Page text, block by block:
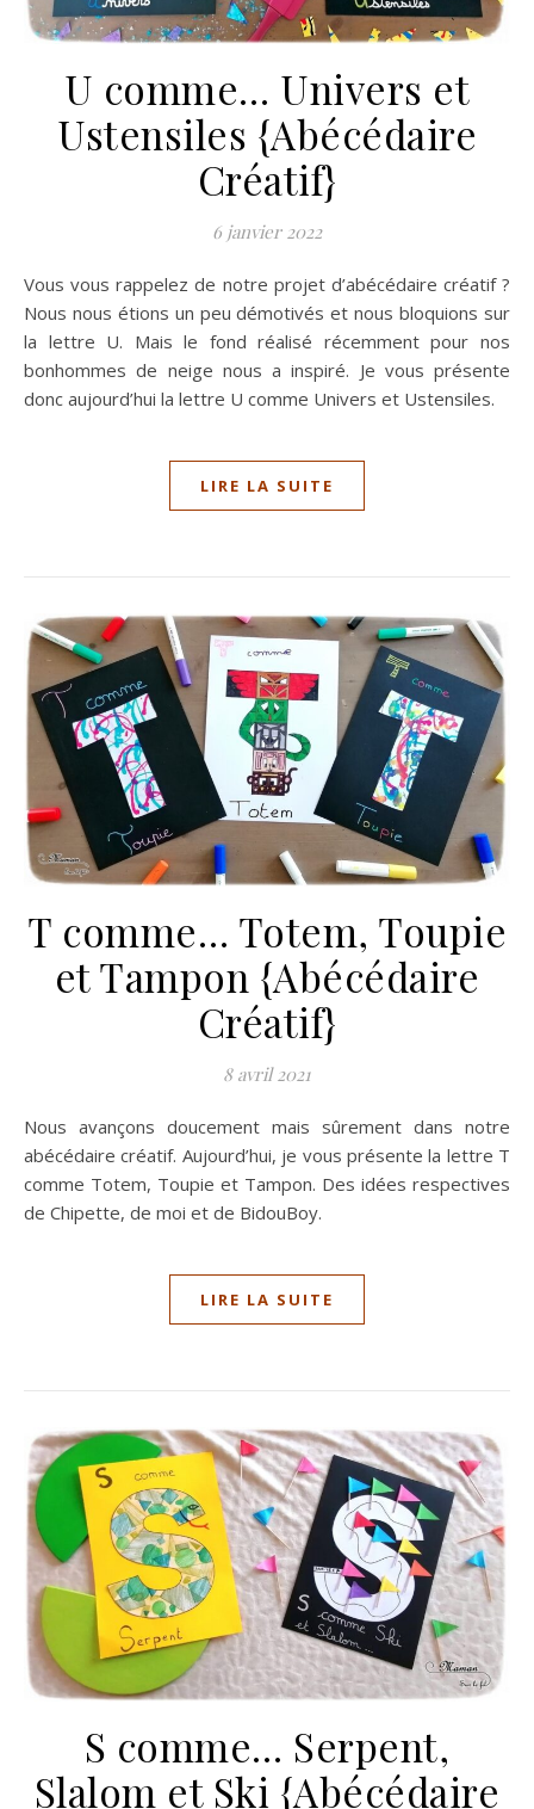
U comme… Univers et
Ustensiles {Abécédaire
Créatif}
6 janvier 2022
Vous vous rappelez de notre projet d’abécédaire créatif ?
Nous nous étions un peu démotivés et nous bloquions sur
la lettre U. Mais le fond réalisé récemment pour nos
bonhommes de neige nous a inspiré. Je vous présente
donc aujourd’hui la lettre U comme Univers et Ustensiles.
LIRE LA SUITE
T comme… Totem, Toupie
et Tampon {Abécédaire
Créatif}
8 avril 2021
Nous avançons doucement mais sûrement dans notre
abécédaire créatif. Aujourd’hui, je vous présente la lettre T
comme Totem, Toupie et Tampon. Des idées respectives
de Chipette, de moi et de BidouBoy.
LIRE LA SUITE
S comme… Serpent,
Slalom et Ski {Abécédaire